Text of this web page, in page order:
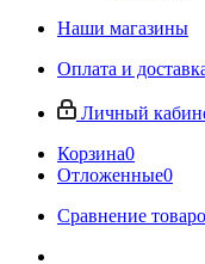
Наши магазины
Оплата и
Личный
Корзина0
Отложенные0
Сравнение